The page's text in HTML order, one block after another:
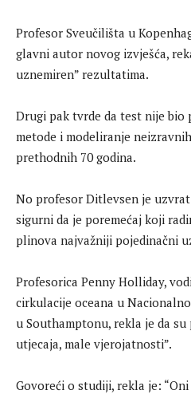
Profesor Sveučilišta u
glavni autor novog izvješća,
uznemiren” rezultatima.
Drugi pak tvrde da test nije bio
metode i modeliranje
prethodnih 70 godina.
No profesor Ditlevsen je
sigurni da je poremećaj koji
plinova najvažniji pojedinačni
Profesorica Penny Holliday,
cirkulacije oceana u
u Southamptonu, rekla je da su
utjecaja, male vjerojatnosti”.
Govoreći o studiji, rekla je: